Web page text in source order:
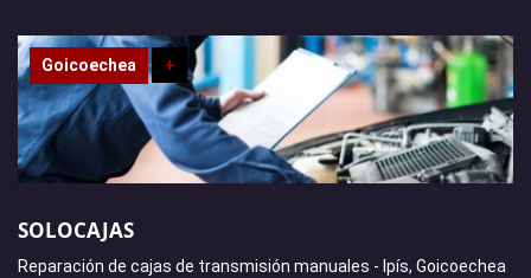
Goicoechea +
SOLOCAJAS
Reparación de cajas de transmisión manuales - Ipís, Goicoechea